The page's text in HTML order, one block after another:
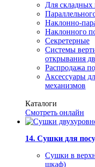
Для складных
Наклонно-
Наклонного
Секретерные
Системы
открывания
Распродажа
Аксессуары
механизмов
Каталоги
Смотреть онлайн
14. Сушки для
Сушки в
шкаф)